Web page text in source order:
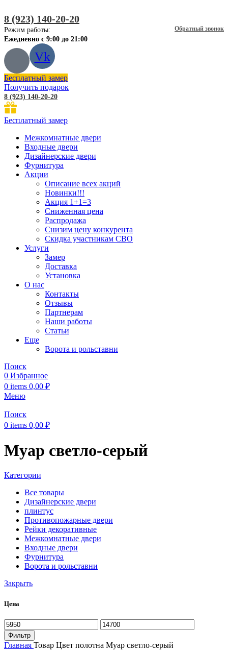
8 (923) 140-20-20
Обратный звонок
Режим работы:
Ежедневно с 9:00 до 21:00
Vk
Бесплатный замер
Получить подарок
8 (923) 140-20-20
Бесплатный замер
Межкомнатные двери
Входные двери
Дизайнерские двери
Фурнитура
Акции
Описание всех акций
Новинки!!!
Акция 1+1=3
Сниженная цена
Распродажа
Снизим цену конкурента
Скидка участникам СВО
Услуги
Замер
Доставка
Установка
О нас
Контакты
Отзывы
Партнерам
Наши работы
Статьи
Еще
Ворота и рольставни
Поиск
0 Избранное
0 items 0,00 ₽
Меню
Поиск
0 items 0,00 ₽
Муар светло-серый
Категории
Все товары
Дизайнерские двери
плинтус
Противопожарные двери
Рейки декоративные
Межкомнатные двери
Входные двери
Фурнитура
Ворота и рольставни
Закрыть
Цена
Минимальная
цена
Максимальная
цена
Фильтр
Главная Товар Цвет полотна Муар светло-серый